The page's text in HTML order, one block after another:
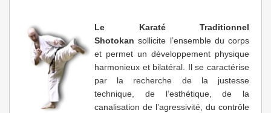
Le Karaté Traditionnel
Shotokan sollicite l’ensemble du corps
et permet un développement physique
harmonieux et bilatéral. Il se caractérise
par la recherche de la justesse
technique, de l’esthétique, de la
canalisation de l’agressivité, du contrôle